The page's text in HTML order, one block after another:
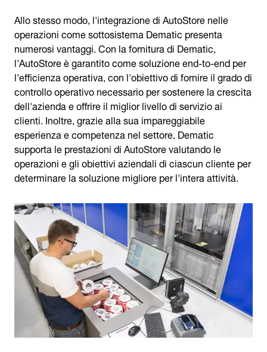
Allo stesso modo, l'integrazione di AutoStore nelle
operazioni come sottosistema Dematic presenta
numerosi vantaggi. Con la fornitura di Dematic,
l'AutoStore è garantito come soluzione end-to-end per
l'efficienza operativa, con l'obiettivo di fornire il grado di
controllo operativo necessario per sostenere la crescita
dell'azienda e offrire il miglior livello di servizio ai
clienti. Inoltre, grazie alla sua impareggiabile
esperienza e competenza nel settore, Dematic
supporta le prestazioni di AutoStore valutando le
operazioni e gli obiettivi aziendali di ciascun cliente per
determinare la soluzione migliore per l'intera attività.